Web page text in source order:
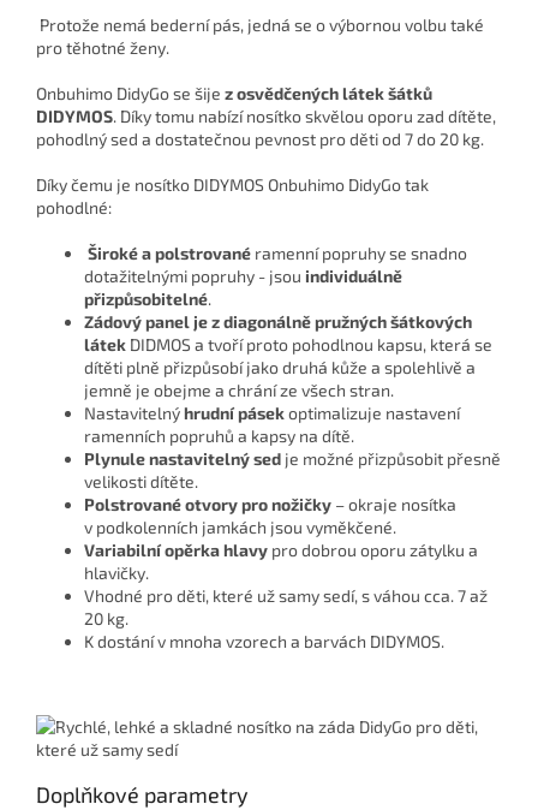
Protože nemá bederní pás, jedná se o výbornou volbu také
pro těhotné ženy.
Onbuhimo DidyGo se šije z osvědčených látek šátků
DIDYMOS. Díky tomu nabízí nosítko skvělou oporu zad dítěte,
pohodlný sed a dostatečnou pevnost pro děti od 7 do 20 kg.
Díky čemu je nosítko DIDYMOS Onbuhimo DidyGo tak
pohodlné:
Široké a polstrované ramenní popruhy se snadno
dotažitelnými popruhy - jsou individuálně
přizpůsobitelné.
Zádový panel je z diagonálně pružných šátkových
látek DIDMOS a tvoří proto pohodlnou kapsu, která se
dítěti plně přizpůsobí jako druhá kůže a spolehlivě a
jemně je obejme a chrání ze všech stran.
Nastavitelnýhrudní pásekoptimalizuje nastavení
ramenních popruhů a kapsy na dítě.
Plynule nastavitelný sed je možné přizpůsobit přesně
velikosti dítěte.
Polstrované otvory pro nožičky – okraje nosítka
v podkolenních jamkách jsou vyměkčené.
Variabilní opěrka hlavy pro dobrou oporu zátylku a
hlavičky.
Vhodné pro děti, které už samy sedí, s váhou cca. 7 až
20 kg.
K dostání v mnoha vzorech a barvách DIDYMOS.
Doplňkové parametry